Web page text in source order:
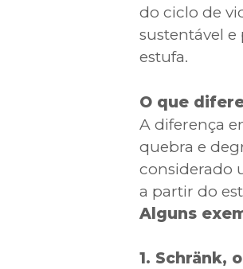
do ciclo de
sustentável
estufa.
O que
A diferença
quebra e
considerado
a partir do
Alguns
1. Schränk,